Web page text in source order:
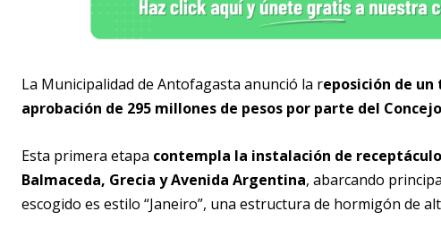
La Municipalidad de Antofagasta anunció la reposición de un
aprobación de 295 millones de pesos por parte del
Esta primera etapa contempla la instalación de
Balmaceda, Grecia y Avenida Argentina, abarcando
escogido es estilo “Janeiro”, una estructura de hormigón de